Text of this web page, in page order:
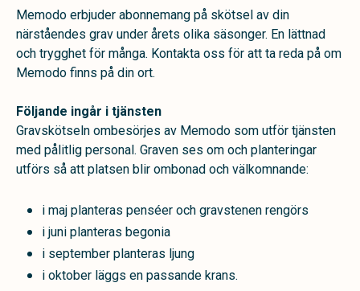
Memodo erbjuder abonnemang på skötsel av din
närståendes grav under årets olika säsonger. En lättnad
och trygghet för många. Kontakta oss för att ta reda på om
Memodo finns på din ort.
Följande ingår i tjänsten
Gravskötseln ombesörjes av Memodo som utför tjänsten
med pålitlig personal. Graven ses om och planteringar
utförs så att platsen blir ombonad och välkomnande:
i maj planteras penséer och gravstenen rengörs
i juni planteras begonia
i september planteras ljung
i oktober läggs en passande krans.